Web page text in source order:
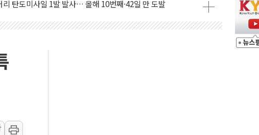
적 호조까지, 상승...호실적 보고 기업 상승세 뚜렷
라 민간인 '사파리' 공격… 시민들 공포감 극대화 전략
레버리지 위험수위…숨은 차입이 더 큰 변수"
중상…대응 1단계 진압 중
롬비아에 새 안보 위기… 반군·마약카르텔이 습득해 전투 활용